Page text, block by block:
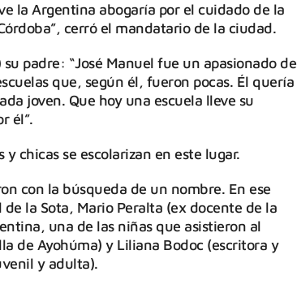
la Argentina abogaría por el cuidado de la
cerró el mandatario de la ciudad.
padre: “José Manuel fue un apasionado de
que, según él, fueron pocas. Él quería
joven. Que hoy una escuela lleve su
él”.
chicas se escolarizan en este lugar.
con la búsqueda de un nombre. En ese
la Sota, Mario Peralta (ex docente de la
una de las niñas que asistieron al
de Ayohúma) y Liliana Bodoc (escritora y
y adulta).